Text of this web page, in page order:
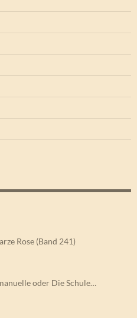
Rose (Band 241)
oder Die Schule…